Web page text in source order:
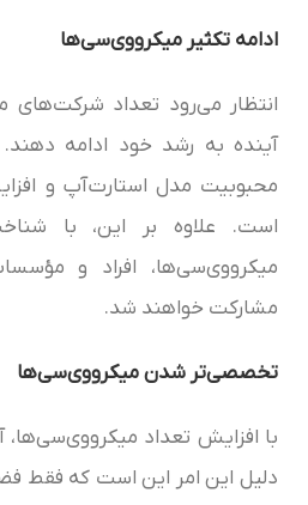
ادامه تکثیر میکرو‌وی‌سی‌ها
انتظار می‌رود تعداد
آینده به رشد خود ادامه دهند.
محبوبیت مدل استارت‌آپ و
است. علاوه بر این، با
میکرو‌وی‌سی‌ها، افراد و
مشارکت خواهند شد.
تخصصی‌تر شدن میکرو‌وی‌سی‌ها
با افزایش تعداد
دلیل این امر این است که فقط